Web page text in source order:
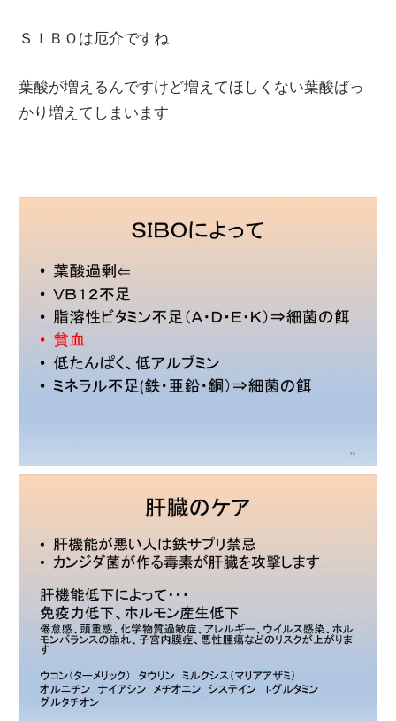
ＳＩＢＯは厄介ですね
葉酸が増えるんですけど増えてほしくない葉酸ばっ
かり増えてしまいます